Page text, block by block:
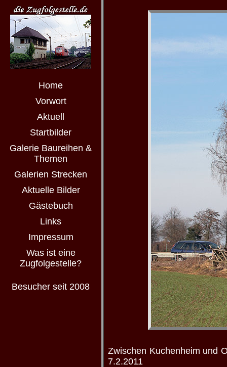
Home
Vorwort
Aktuell
Startbilder
Galerie Baureihen &
Themen
Galerien Strecken
Aktuelle Bilder
Gästebuch
Links
Impressum
Was ist eine
Zugfolgestelle?
Besucher seit 2008
Zwischen Kuchenheim und
7.2.2011